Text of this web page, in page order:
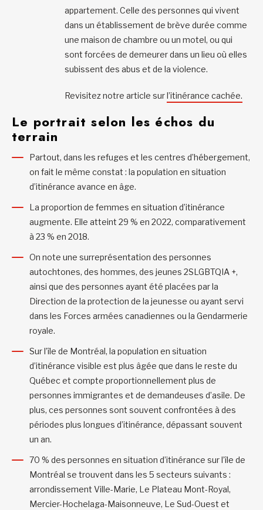
appartement. Celle des personnes qui vivent
dans un établissement de brève durée comme
une maison de chambre ou un motel, ou qui
sont forcées de demeurer dans un lieu où elles
subissent des abus et de la violence.
Revisitez notre article surl’itinérance cachée.
Le portrait selon les échos du
terrain
Partout, dans les refuges et les centres d’hébergement,
on fait le même constat : la population en situation
d’itinérance avance en âge.
La proportion de femmes en situation d’itinérance
augmente. Elle atteint 29 % en 2022, comparativement
à 23 % en 2018.
On note une surreprésentation des personnes
autochtones, des hommes, des jeunes 2SLGBTQIA +,
ainsi que des personnes ayant été placées par la
Direction de la protection de la jeunesse ou ayant servi
dans les Forces armées canadiennes ou la Gendarmerie
royale.
Sur l’île de Montréal, la population en situation
d’itinérance visible est plus âgée que dans le reste du
Québec et compte proportionnellement plus de
personnes immigrantes et de demandeuses d’asile. De
plus, ces personnes sont souvent confrontées à des
périodes plus longues d’itinérance, dépassant souvent
un an.
70 % des personnes en situation d’itinérance sur l’île de
Montréal se trouvent dans les 5 secteurs suivants :
arrondissement Ville-Marie, Le Plateau Mont-Royal,
Mercier-Hochelaga-Maisonneuve, Le Sud-Ouest et